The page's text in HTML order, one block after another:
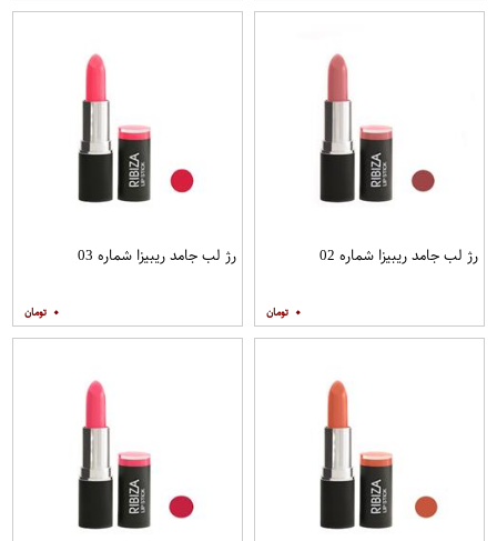
رژ لب جامد ریبیزا شماره 02
۰
رژ لب جامد ریبیزا شماره 03
۰